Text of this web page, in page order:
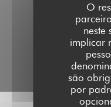
O
neste
implicar
são
por